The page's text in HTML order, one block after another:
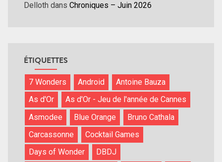
Delloth dans Chroniques – Juin 2026
ÉTIQUETTES
7 Wonders Android
Antoine Bauza
As d'Or
As d'Or - Jeu de l'année de Cannes
Asmodee
Blue Orange
Bruno Cathala
Carcassonne
Cocktail Games
Days of Wonder
DBDJ